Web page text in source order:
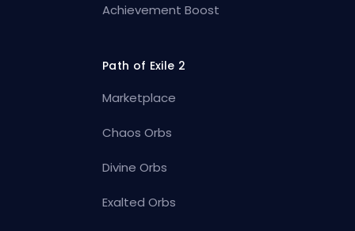
Achievement Boost
Path of Exile 2
Marketplace
Chaos Orbs
Divine Orbs
Exalted Orbs